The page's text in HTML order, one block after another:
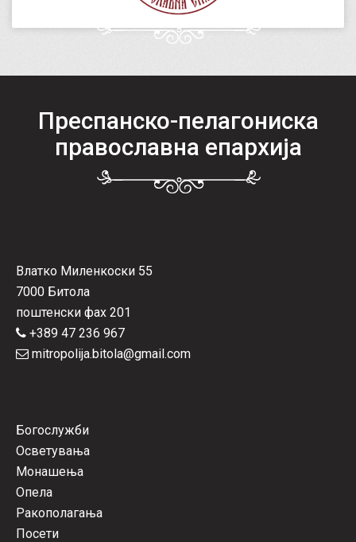
Преспанско-пелагониска
православна епархија
Влатко Миленкоски 55
7000 Битола
поштенски фах 201
+389 47 236 967
mitropolija.bitola@gmail.com
Богослужби
Осветувања
Монашења
Опела
Ракополагања
Посети